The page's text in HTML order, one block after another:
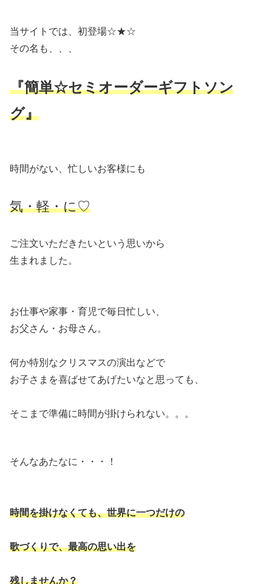
当サイトでは、初登場☆★☆
その名も、、、
『簡単☆セミオーダーギフトソン
グ』
時間がない、忙しいお客様にも
気・軽・に♡
ご注文いただきたいという思いから
生まれました。
お仕事や家事・育児で毎日忙しい、
お父さん・お母さん。
何か特別なクリスマスの演出などで
お子さまを喜ばせてあげたいなと思っても、
そこまで準備に時間が掛けられない。。。
そんなあたなに・・・！
時間を掛けなくても、世界に一つだけの
歌づくりで、最高の思い出を
残しませんか？